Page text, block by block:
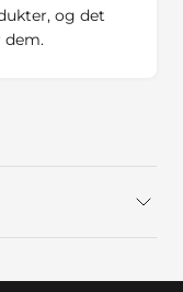
og det
dem.